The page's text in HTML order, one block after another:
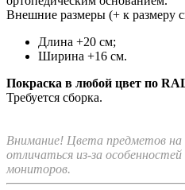
Внешние размеры (+ к размеру
Длина +20 см;
Ширина +16 см.
Покраска в любой цвет по
Требуется сборка.
Внимание! Цвета предметов на
отличаться из-за
мониторов.